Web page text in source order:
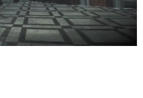
白い？
氏がゲームの魅力を画面や操作の
明かしていく、硬派で骨太な評論連載